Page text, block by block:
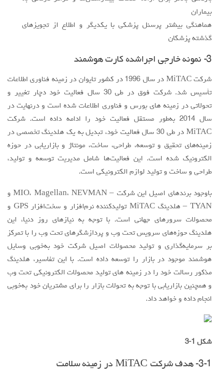
بیماران
هماهنگی بیشتر پرسنل پزشکی با یکدیگر و اطلاع از تجویزهای
گذشته پزشکان
3- نمونه خارجی اجراشده کارت هوشمند
شرکت MiTAC در سال 1996 در کشور تایوان در زمینه فناوری اطلاعات
تأسیس شد. شرکت فوق در طی 30 سال فعالیت خود دچار تغییر و
تحولاتی در زمینه های بورس و فناوری اطلاعات شده است و درنهایت در
سال 2014 به‌طور مستقل فعالیت خود را ادامه داده است. شرکت
MiTAC در طی 30 سال فعالیت خود، تبدیل به یک هلدینگ تخصصی در
زمینه‌های تحقیق و توسعه، طراحی، ساخت، مونتاژ و بازاریابی در حوزه
الکترونیک شده است. این فعالیت‌ها شامل مدیریت توسعه و تولید،
طراحی و ساخت و تولید لوازم الکترونیکی است.
باوجود برندهای اصیل این شرکت – MIO، Magellan، NEVMAN و
TYAN – هلدینگ MiTAC تولیدکننده نرم‌افزار و سخت‌افزار GPS و
محصولات سرورهای جهانی است. با توجه به نیازهای روز دنیا، این
هلدینگ حوزه‌های سرویس تحت وب و پردازشگرهای تحت وب را با تمرکز
بر سرمایه‌گذاری و تولید محصولات اصیل شرکت خود به‌خوبی وسایل
هوشمند موجود در بازار را توسعه داده است. با این تفاسیر، هلدینگ
مذکور رسالت خود را در زمینه های تولید محصولات الکترونیکی تحت وب
و همچنین بازاریابی با توجه به تحولات بازار را برای مشتریان خود به‌خوبی
انجام داده و خواهد داد.
شکل 1-3
3-1- هدف شرکت MiTAC در زمینه سلامت